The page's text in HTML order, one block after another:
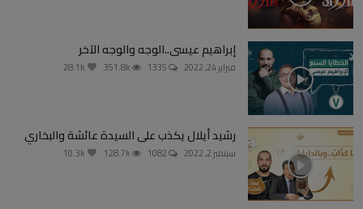
إبراهيم عيسى..الوجه والوجه الآخر
فبراير 24, 2022
رشيد أيلال يكذب على السيدة عائشة والبخاري
سبتمبر 2, 2022